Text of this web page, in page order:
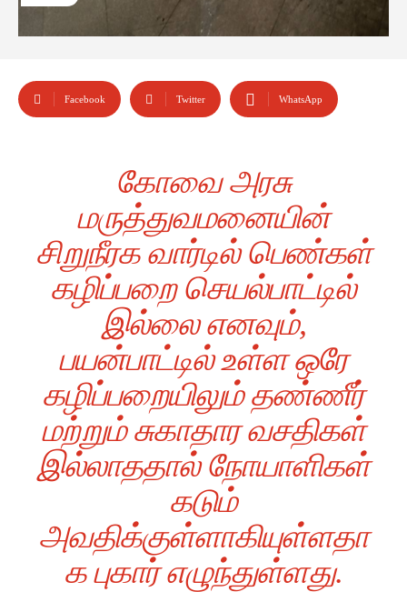
Facebook Twitter WhatsApp
கோவை அரசு
மருத்துவமனையின்
சிறுநீரக வார்டில் பெண்கள்
கழிப்பறை செயல்பாட்டில்
இல்லை எனவும்,
பயன்பாட்டில் உள்ள ஒரே
கழிப்பறையிலும் தண்ணீர்
மற்றும் சுகாதார வசதிகள்
இல்லாததால் நோயாளிகள்
கடும்
அவதிக்குள்ளாகியுள்ளதா
க புகார் எழுந்துள்ளது.